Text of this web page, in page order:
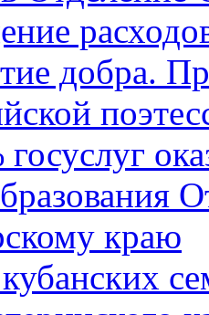
добра.
госуслуг
краю